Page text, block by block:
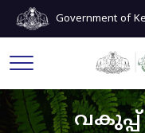
Government of